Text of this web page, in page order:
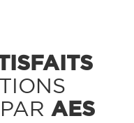
AES